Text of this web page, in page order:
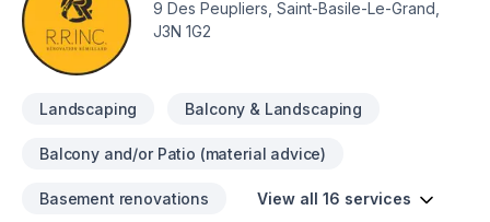
9 Des Peupliers, Saint-Basile-Le-Grand,
J3N 1G2
Landscaping Balcony & Landscaping
Balcony and/or Patio (material advice)
Basement renovations View all 16 services